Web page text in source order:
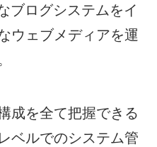
ブログシステムをイ
ウェブメディアを運
成を全て把握できる
ベルでのシステム管